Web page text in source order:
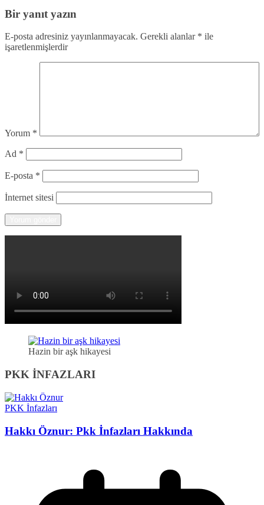
Bir yanıt yazın
E-posta adresiniz yayınlanmayacak. Gerekli alanlar * ile
işaretlenmişlerdir
Yorum *
Ad *
E-posta *
İnternet sitesi
Hazin bir aşk hikayesi
PKK İNFAZLARI
PKK İnfazları
Hakkı Öznur: Pkk İnfazları Hakkında